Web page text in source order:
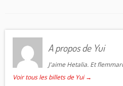
A propos de Yui
J'aime Hetalia. Et
Voir tous les billets de Yui →